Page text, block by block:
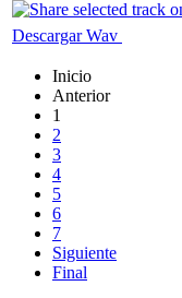
Descargar Wav
Inicio
Anterior
1
2
3
4
5
6
7
Siguiente
Final